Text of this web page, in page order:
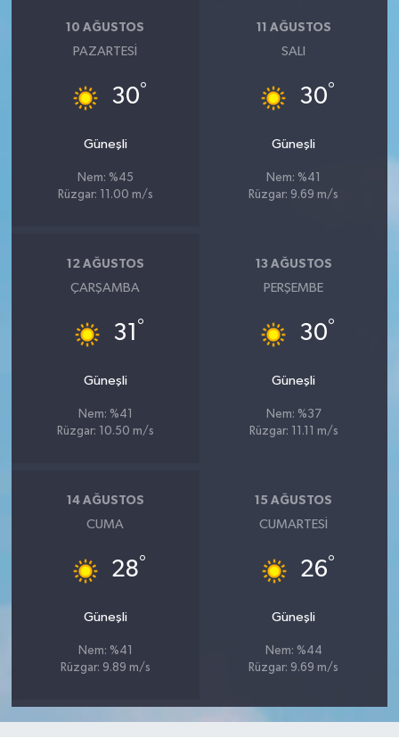
10 AĞUSTOS
PAZARTESI
30°
Güneşli
Nem: %45
Rüzgar: 11.00 m/s
11 AĞUSTOS
SALI
30°
Güneşli
Nem: %41
Rüzgar: 9.69 m/s
12 AĞUSTOS
ÇARŞAMBA
31 °
Güneşli
Nem: %41
Rüzgar: 10.50 m/s
13 AĞUSTOS
PERŞEMBE
30°
Güneşli
Nem: %37
Rüzgar: 11.11 m/s
14 AĞUSTOS
CUMA
28°
Güneşli
Nem: %41
Rüzgar: 9.89 m/s
15 AĞUSTOS
CUMARTESI
26°
Güneşli
Nem: %44
Rüzgar: 9.69 m/s